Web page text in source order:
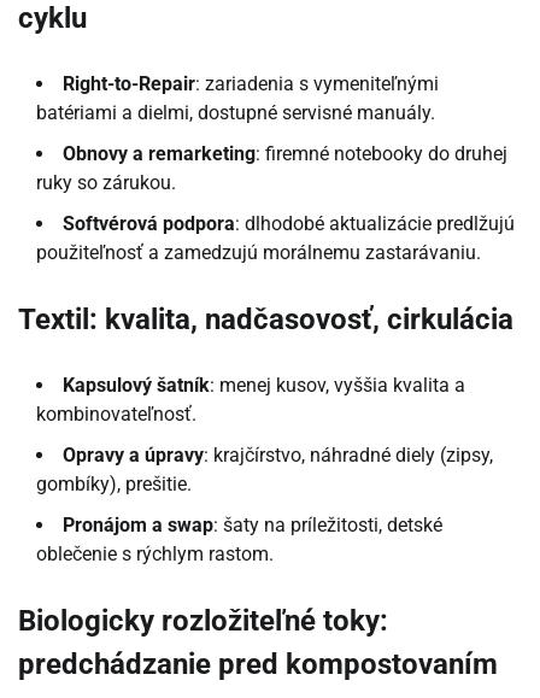
cyklu
Right-to-Repair: zariadenia s vymeniteľnými
batériami a dielmi, dostupné servisné manuály.
Obnovy a remarketing: firemné notebooky do druhej
ruky so zárukou.
Softvérová podpora: dlhodobé aktualizácie predlžujú
použiteľnosť a zamedzujú morálnemu zastarávaniu.
Textil: kvalita, nadčasovosť, cirkulácia
Kapsulový šatník: menej kusov, vyššia kvalita a
kombinovateľnosť.
Opravy a úpravy: krajčírstvo, náhradné diely (zipsy,
gombíky), prešitie.
Pronájom a swap: šaty na príležitosti, detské
oblečenie s rýchlym rastom.
Biologicky rozložiteľné toky:
predchádzanie pred kompostovaním